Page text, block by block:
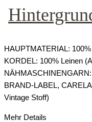
HAUPTMATERIAL:
KORDEL: 100% Leinen
BRAND-LABEL,
Vintage Stoff)
Mehr Details